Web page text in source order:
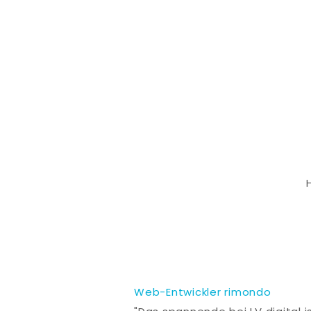
Web-Entwickler rimondo